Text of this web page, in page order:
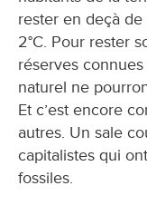
rester en deçà
2°C. Pour rester
réserves
naturel ne
Et c’est encore
autres. Un sale
capitalistes qui
fossiles.